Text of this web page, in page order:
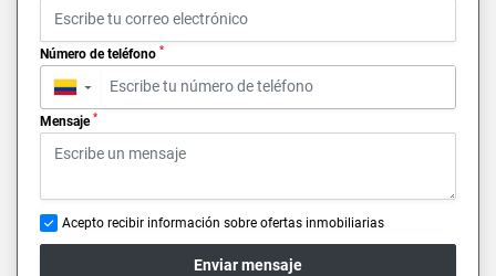
Número de teléfono *
▼
Mensaje *
Acepto recibir información sobre ofertas inmobiliarias
Enviar mensaje